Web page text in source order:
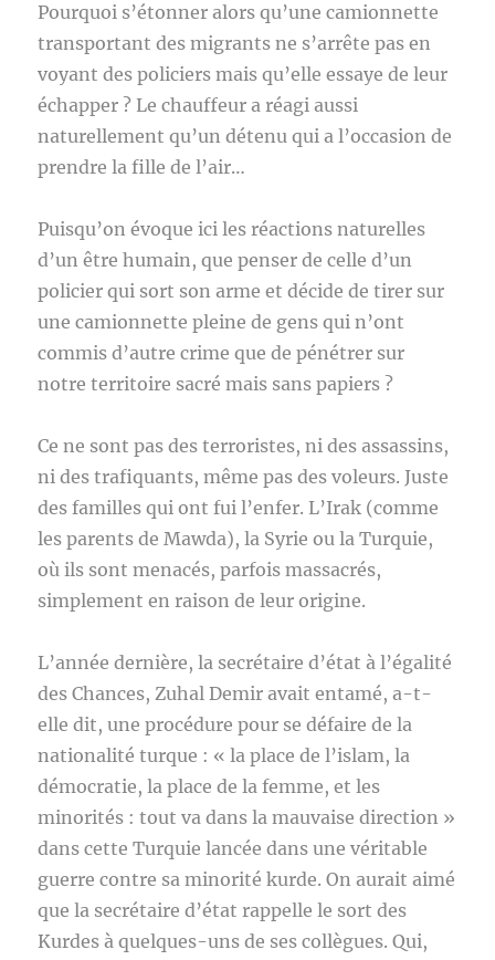
Pourquoi s’étonner alors qu’une camionnette
transportant des migrants ne s’arrête pas en
voyant des policiers mais qu’elle essaye de leur
échapper ? Le chauffeur a réagi aussi
naturellement qu’un détenu qui a l’occasion de
prendre la fille de l’air…
Puisqu’on évoque ici les réactions naturelles
d’un être humain, que penser de celle d’un
policier qui sort son arme et décide de tirer sur
une camionnette pleine de gens qui n’ont
commis d’autre crime que de pénétrer sur
notre territoire sacré mais sans papiers ?
Ce ne sont pas des terroristes, ni des assassins,
ni des trafiquants, même pas des voleurs. Juste
des familles qui ont fui l’enfer. L’Irak (comme
les parents de Mawda), la Syrie ou la Turquie,
où ils sont menacés, parfois massacrés,
simplement en raison de leur origine.
L’année dernière, la secrétaire d’état à l’égalité
des Chances, Zuhal Demir avait entamé, a-t-
elle dit, une procédure pour se défaire de la
nationalité turque : « la place de l’islam, la
démocratie, la place de la femme, et les
minorités : tout va dans la mauvaise direction »
dans cette Turquie lancée dans une véritable
guerre contre sa minorité kurde. On aurait aimé
que la secrétaire d’état rappelle le sort des
Kurdes à quelques-uns de ses collègues. Qui,